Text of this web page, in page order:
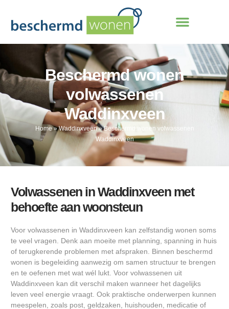
Beschermd wonen
volwassenen
Waddinxveen
Home»Waddinxveen»Beschermd wonen volwassenen
Waddinxveen
Volwassenen in Waddinxveen met
behoefte aan woonsteun
Voor volwassenen in Waddinxveen kan zelfstandig wonen soms
te veel vragen. Denk aan moeite met planning, spanning in huis
of terugkerende problemen met afspraken. Binnen beschermd
wonen is begeleiding aanwezig om samen structuur te brengen
en te oefenen met wat wél lukt. Voor volwassenen uit
Waddinxveen kan dit verschil maken wanneer het dagelijks
leven veel energie vraagt. Ook praktische onderwerpen kunnen
meespelen, zoals post, geldzaken, huishouden, medicatie of